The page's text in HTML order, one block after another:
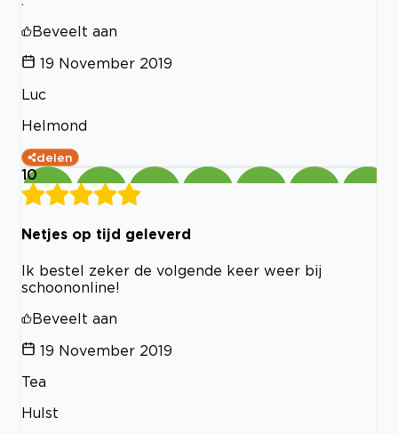
Beveelt aan
19 November 2019
Luc
Helmond
delen
10
Netjes op tijd geleverd
Ik bestel zeker de volgende keer weer bij
schoononline!
Beveelt aan
19 November 2019
Tea
Hulst